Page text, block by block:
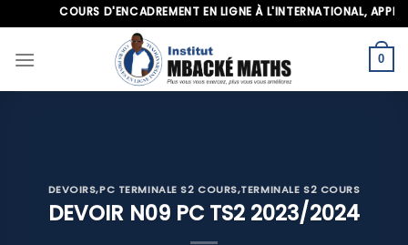
to
content
COURS D'ENCADREMENT EN LIGNE À L'INTERNATIONAL,
0
DEVOIRS,PC TERMINALE S2 COURS,TERMINALE S2 COURS
DEVOIR N09 PC TS2 2023/2024